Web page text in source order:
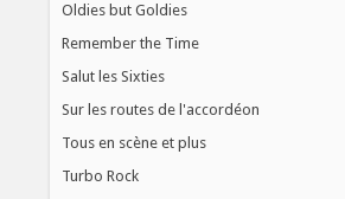
Oldies but Goldies
Remember the Time
Salut les Sixties
Sur les routes de l'accordéon
Tous en scène et plus
Turbo Rock